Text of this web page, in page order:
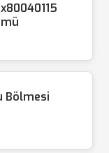
Bölmesi